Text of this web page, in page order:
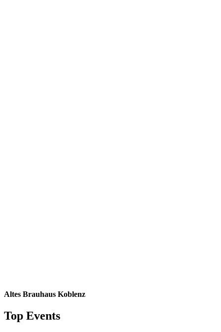
Altes Brauhaus Koblenz
Top Events